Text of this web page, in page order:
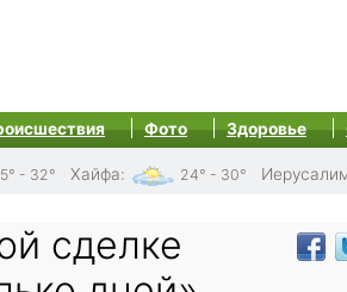
Фото Здоровье
- 32° Хайфа: 24° - 30°
сделке